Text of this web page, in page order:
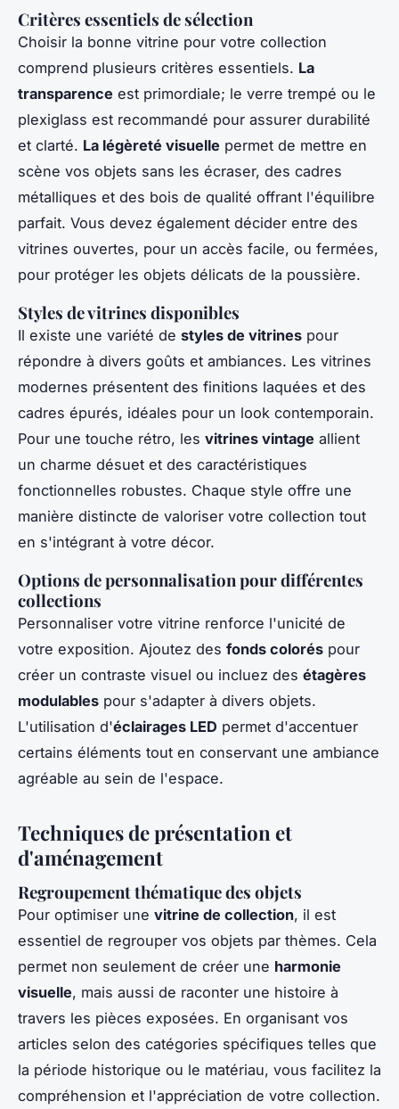
Critères essentiels de sélection
Choisir la bonne vitrine pour votre collection
comprend plusieurs critères essentiels. La
transparence est primordiale; le verre trempé ou le
plexiglass est recommandé pour assurer durabilité
et clarté. La légèreté visuelle permet de mettre en
scène vos objets sans les écraser, des cadres
métalliques et des bois de qualité offrant l'équilibre
parfait. Vous devez également décider entre des
vitrines ouvertes, pour un accès facile, ou fermées,
pour protéger les objets délicats de la poussière.
Styles de vitrines disponibles
Il existe une variété de styles de vitrines pour
répondre à divers goûts et ambiances. Les vitrines
modernes présentent des finitions laquées et des
cadres épurés, idéales pour un look contemporain.
Pour une touche rétro, les vitrines vintage allient
un charme désuet et des caractéristiques
fonctionnelles robustes. Chaque style offre une
manière distincte de valoriser votre collection tout
en s'intégrant à votre décor.
Options de personnalisation pour différentes
collections
Personnaliser votre vitrine renforce l'unicité de
votre exposition. Ajoutez des fonds colorés pour
créer un contraste visuel ou incluez des étagères
modulables pour s'adapter à divers objets.
L'utilisation d'éclairages LED permet d'accentuer
certains éléments tout en conservant une ambiance
agréable au sein de l'espace.
Techniques de présentation et
d'aménagement
Regroupement thématique des objets
Pour optimiser une vitrine de collection, il est
essentiel de regrouper vos objets par thèmes. Cela
permet non seulement de créer une harmonie
visuelle, mais aussi de raconter une histoire à
travers les pièces exposées. En organisant vos
articles selon des catégories spécifiques telles que
la période historique ou le matériau, vous facilitez la
compréhension et l'appréciation de votre collection.